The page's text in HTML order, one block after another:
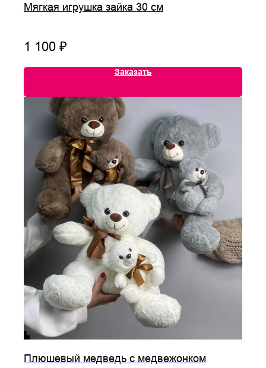
Мягкая игрушка зайка 30 см
1 100 ₽
Заказать
Плюшевый медведь с медвежонком